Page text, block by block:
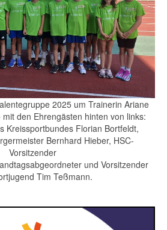
2025 um Trainerin Ariane
den Ehrengästen hinten von links:
Kreissportbundes Florian Bortfeldt,
Bernhard Hieber, HSC-
Vorsitzender
und Vorsitzender
Tim Teßmann.